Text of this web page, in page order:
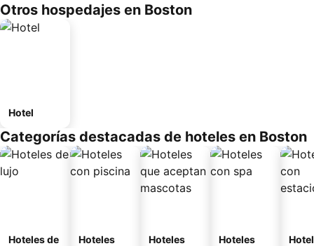
Otros hospedajes en Boston
Hotel
Categorías destacadas de hoteles en Boston
Hoteles de
Hoteles
Hoteles
Hoteles